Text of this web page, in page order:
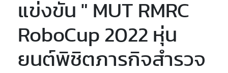
แข่งขัน " MUT RMRC
RoboCup 2022 หุ่น
ยนต์พิชิตภารกิจสำรวจ